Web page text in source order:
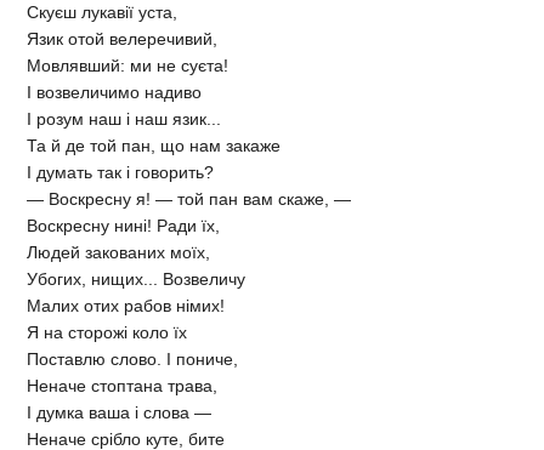
Скуєш лукавії уста,
Язик отой велеречивий,
Мовлявший: ми не суєта!
І возвеличимо надиво
І розум наш і наш язик...
Та й де той пан, що нам закаже
І думать так і говорить?
— Воскресну я! — той пан вам скаже, —
Воскресну нині! Ради їх,
Людей закованих моїх,
Убогих, нищих... Возвеличу
Малих отих рабов німих!
Я на сторожі коло їх
Поставлю слово. І пониче,
Неначе стоптана трава,
І думка ваша і слова —
Неначе срібло куте, бите